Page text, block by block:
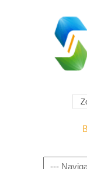
Navigation